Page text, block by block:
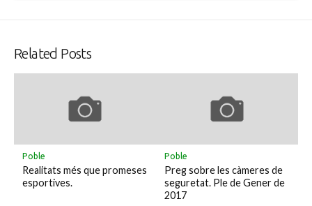
Related Posts
Poble
Realitats més que promeses
esportives.
Poble
Preg sobre les càmeres de
seguretat. Ple de Gener de
2017